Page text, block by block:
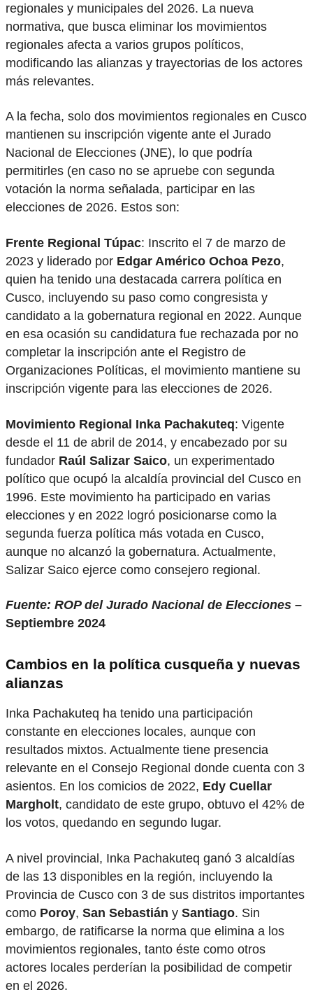
regionales y municipales del 2026. La nueva
normativa, que busca eliminar los movimientos
regionales afecta a varios grupos políticos,
modificando las alianzas y trayectorias de los actores
más relevantes.
A la fecha, solo dos movimientos regionales en Cusco
mantienen su inscripción vigente ante el Jurado
Nacional de Elecciones (JNE), lo que podría
permitirles (en caso no se apruebe con segunda
votación la norma señalada, participar en las
elecciones de 2026. Estos son:
Frente Regional Túpac: Inscrito el 7 de marzo de
2023 y liderado por Edgar Américo Ochoa Pezo,
quien ha tenido una destacada carrera política en
Cusco, incluyendo su paso como congresista y
candidato a la gobernatura regional en 2022. Aunque
en esa ocasión su candidatura fue rechazada por no
completar la inscripción ante el Registro de
Organizaciones Políticas, el movimiento mantiene su
inscripción vigente para las elecciones de 2026.
Movimiento Regional Inka Pachakuteq: Vigente
desde el 11 de abril de 2014, y encabezado por su
fundador Raúl Salizar Saico, un experimentado
político que ocupó la alcaldía provincial del Cusco en
1996. Este movimiento ha participado en varias
elecciones y en 2022 logró posicionarse como la
segunda fuerza política más votada en Cusco,
aunque no alcanzó la gobernatura. Actualmente,
Salizar Saico ejerce como consejero regional.
Fuente: ROP del Jurado Nacional de Elecciones –
Septiembre 2024
Cambios en la política cusqueña y nuevas
alianzas
Inka Pachakuteq ha tenido una participación
constante en elecciones locales, aunque con
resultados mixtos. Actualmente tiene presencia
relevante en el Consejo Regional donde cuenta con 3
asientos. En los comicios de 2022, Edy Cuellar
Margholt, candidato de este grupo, obtuvo el 42% de
los votos, quedando en segundo lugar.
A nivel provincial, Inka Pachakuteq ganó 3 alcaldías
de las 13 disponibles en la región, incluyendo la
Provincia de Cusco con 3 de sus distritos importantes
como Poroy, San Sebastián y Santiago. Sin
embargo, de ratificarse la norma que elimina a los
movimientos regionales, tanto éste como otros
actores locales perderían la posibilidad de competir
en el 2026.